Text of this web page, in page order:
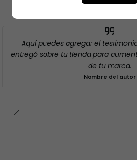
Aquí puedes agregar el
entregó sobre tu tienda para
de tu marca.
Nombre del autor